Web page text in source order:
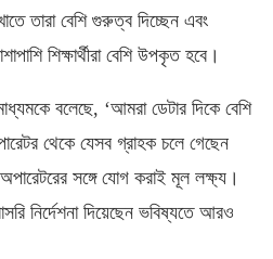
তারা বেশি গুরুত্ব দিচ্ছেন এবং
শিক্ষার্থীরা বেশি উপকৃত হবে।
বলেছে, ‘আমরা ডেটার দিকে বেশি
থেকে যেসব গ্রাহক চলে গেছেন
সঙ্গে যোগ করাই মূল লক্ষ্য।
নির্দেশনা দিয়েছেন ভবিষ্যতে আরও